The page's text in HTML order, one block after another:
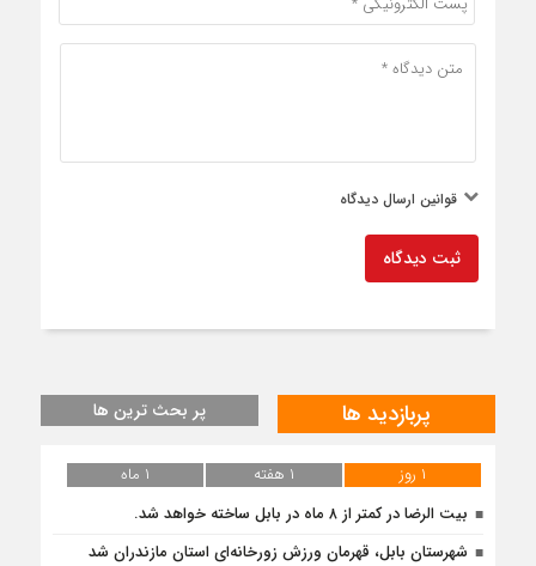
قوانین ارسال دیدگاه
ثبت دیدگاه
پربازدید ها پر بحث ترین ها
۱ روز ۱ هفته
۱ ماه
بیت الرضا در کمتر از ۸ ماه در بابل ساخته خواهد شد.
شهرستان بابل، قهرمان ورزش زورخانه‌ای استان مازندران شد